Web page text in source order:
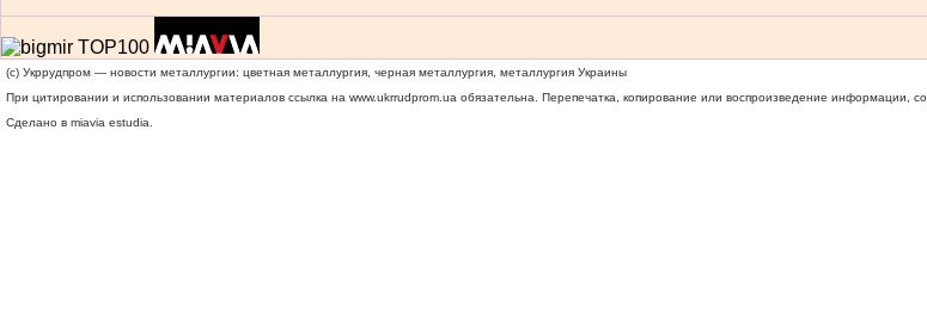
(c) Укррудпром — новости металлургии: цветная металлургия, черная металлургия, металлургия Украины
При цитировании и использовании материалов ссылка на www.ukrrudprom.ua обязательна. Перепечатка, копирование или воспроизведение информации,
Сделано в miavia estudia.